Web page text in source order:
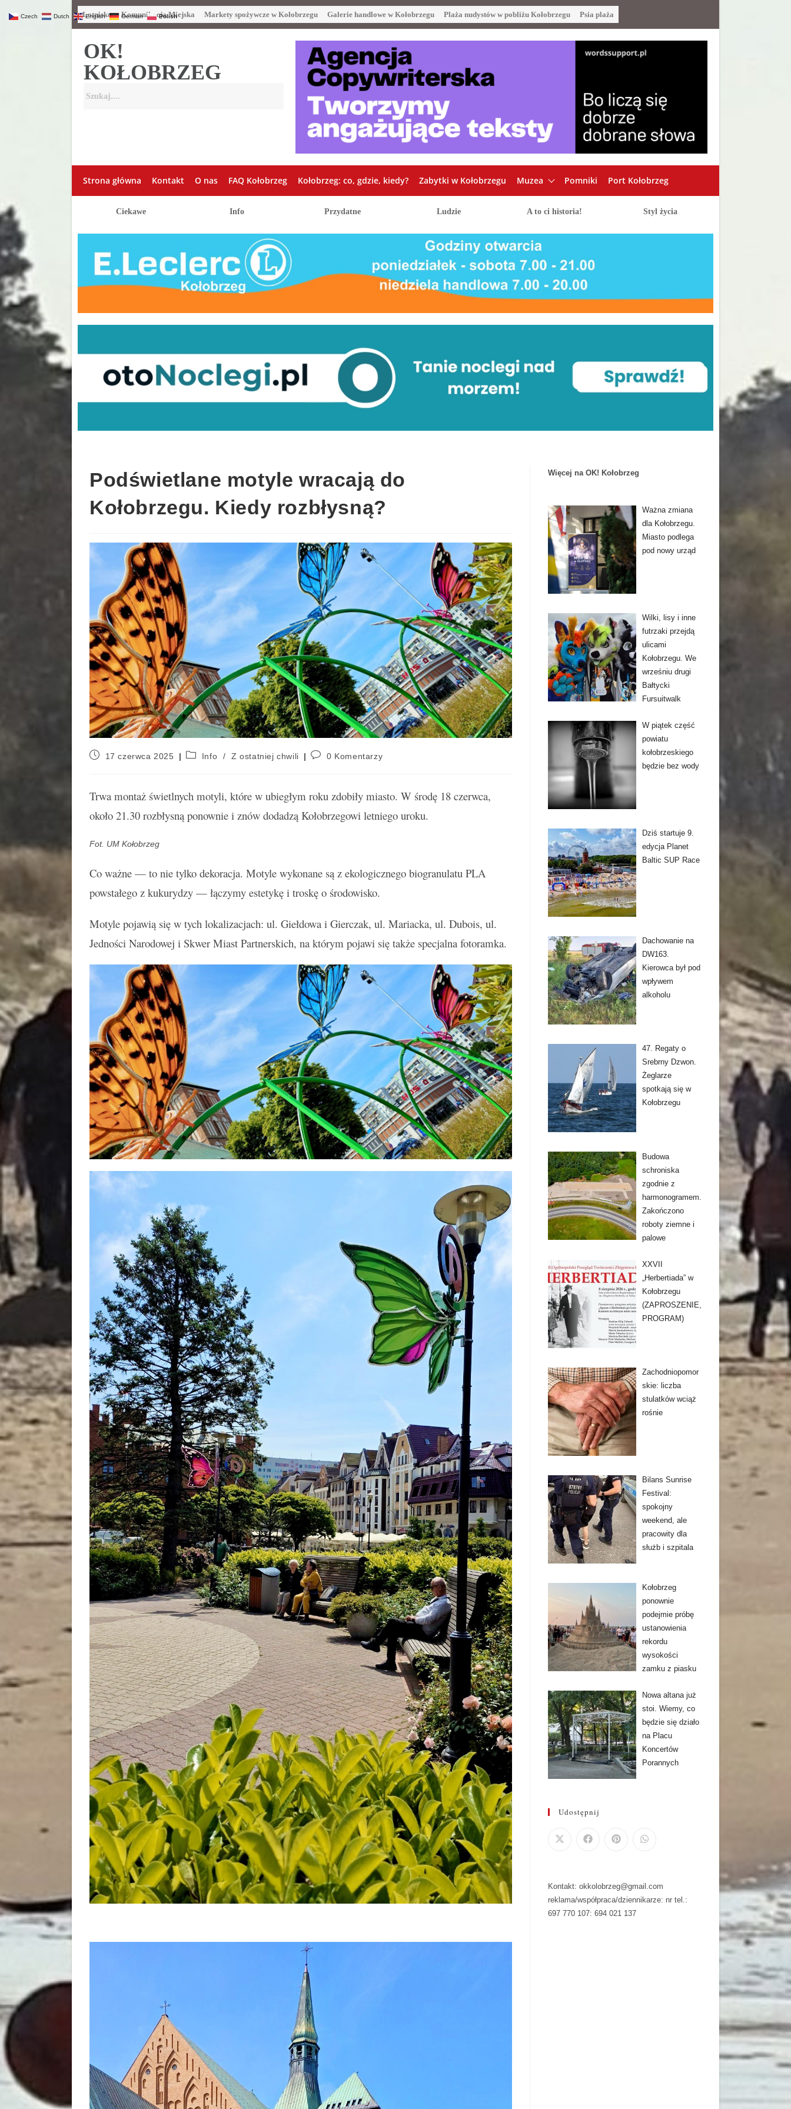
Lotnisko Komunikacja Miejska Markety spożywcze w Kołobrzegu Galerie handlowe w Kołobrzegu Plaża nudystów w pobliżu Kołobrzegu Psia plaża
OK!
KOŁOBRZEG
Strona główna Kontakt O nas FAQ Kołobrzeg Kołobrzeg: co, gdzie, kiedy? Zabytki w Kołobrzegu Muzea Pomniki Port Kołobrzeg
Ciekawe Info Przydatne Ludzie A to ci historia! Styl życia
Podświetlane motyle wracają do
Kołobrzegu. Kiedy rozbłysną?
17 czerwca 2025 Info / Z ostatniej chwili 0 Komentarzy
Trwa montaż świetlnych motyli, które w ubiegłym roku zdobiły miasto. W środę 18 czerwca,
około 21.30 rozbłysną ponownie i znów dodadzą Kołobrzegowi letniego uroku.
Fot. UM Kołobrzeg
Co ważne — to nie tylko dekoracja. Motyle wykonane są z ekologicznego biogranulatu PLA
powstałego z kukurydzy — łączymy estetykę i troskę o środowisko.
Motyle pojawią się w tych lokalizacjach: ul. Giełdowa i Gierczak, ul. Mariacka, ul. Dubois, ul.
Jedności Narodowej i Skwer Miast Partnerskich, na którym pojawi się także specjalna fotoramka.
Więcej na OK! Kołobrzeg
Ważna zmiana
dla Kołobrzegu.
Miasto podlega
pod nowy urząd
Wilki, lisy i inne
futrzaki przejdą
ulicami
Kołobrzegu. We
wrześniu drugi
Bałtycki
Fursuitwalk
W piątek część
powiatu
kołobrzeskiego
będzie bez wody
Dziś startuje 9.
edycja Planet
Baltic SUP Race
Dachowanie na
DW163.
Kierowca był pod
wpływem
alkoholu
47. Regaty o
Srebrny Dzwon.
Żeglarze
spotkają się w
Kołobrzegu
Budowa
schroniska
zgodnie z
harmonogramem.
Zakończono
roboty ziemne i
palowe
XXVII
„Herbertiada” w
Kołobrzegu
(ZAPROSZENIE,
PROGRAM)
Zachodniopomor
skie: liczba
stulatków wciąż
rośnie
Bilans Sunrise
Festival:
spokojny
weekend, ale
pracowity dla
służb i szpitala
Kołobrzeg
ponownie
podejmie próbę
ustanowienia
rekordu
wysokości
zamku z piasku
Nowa altana już
stoi. Wiemy, co
będzie się działo
na Placu
Koncertów
Porannych
Udostępnij
Kontakt: okkolobrzeg@gmail.com
reklama/współpraca/dziennikarze: nr tel.:
697 770 107: 694 021 137
Czech Dutch English German Polish